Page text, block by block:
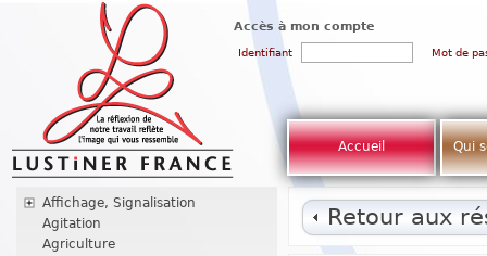
Accès à mon compte
Identifiant Mot de
Accueil Qui
Affichage, Signalisation
Agitation
Agriculture
Retour aux